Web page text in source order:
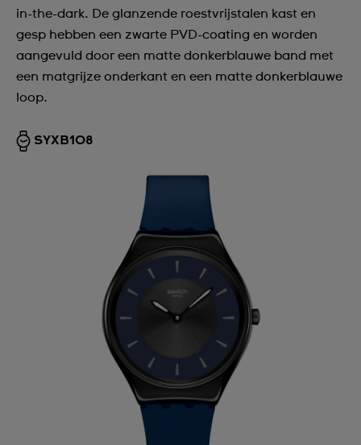
in-the-dark. De glanzende roestvrijstalen kast en
gesp hebben een zwarte PVD-coating en worden
aangevuld door een matte donkerblauwe band met
een matgrijze onderkant en een matte donkerblauwe
loop.
SYXB108